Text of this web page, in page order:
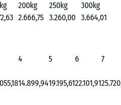
200kg 250kg
300kg
2.666,75 3.260,00 3.664,01
4 5 6
7
14.899,9419.195,6122.101,91